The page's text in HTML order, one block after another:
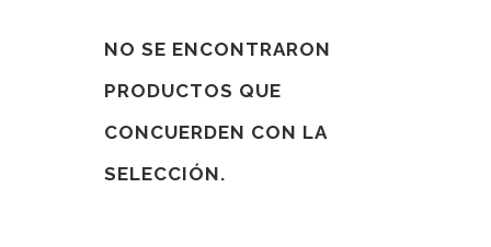
NO SE ENCONTRARON
PRODUCTOS QUE
CONCUERDEN CON LA
SELECCIÓN.